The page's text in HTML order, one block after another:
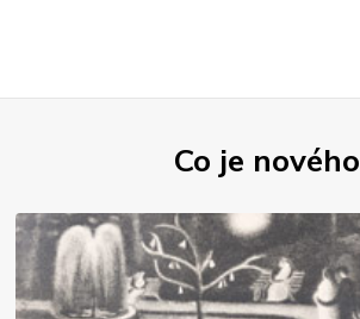
Co je nového